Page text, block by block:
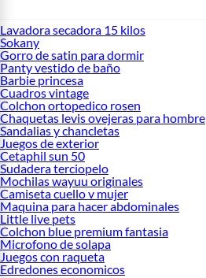
Lavadora secadora 15 kilos
Sokany
Gorro de satin para dormir
Panty vestido de baño
Barbie princesa
Cuadros vintage
Colchon ortopedico rosen
Chaquetas levis ovejeras para hombre
Sandalias y chancletas
Juegos de exterior
Cetaphil sun 50
Sudadera terciopelo
Mochilas wayuu originales
Camiseta cuello v mujer
Maquina para hacer abdominales
Little live pets
Colchon blue premium fantasia
Microfono de solapa
Juegos con raqueta
Edredones economicos